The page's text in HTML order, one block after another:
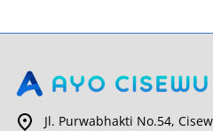
Jl. Purwabhakti No.54,